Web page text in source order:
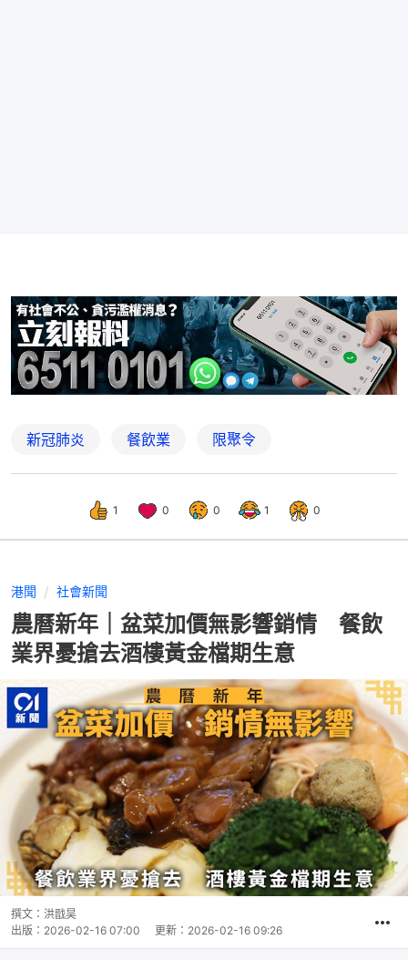
新冠肺炎 餐飲業 限聚令
1 0 0 1 0
港聞 社會新聞
農曆新年｜盆菜加價無影響銷情 餐飲
業界憂搶去酒樓黃金檔期生意
撰文： 洪戩昊
出版： 2026-02-16 07:00 更新： 2026-02-16 09:26